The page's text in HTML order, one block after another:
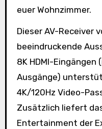
euer Wohnzimmer.
Dieser AV-Receiver
beeindruckende
8K HDMI-Eingängen
Ausgänge)
4K/120Hz Video-
Zusätzlich liefert
Entertainment der